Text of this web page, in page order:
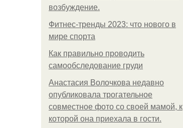
возбуждение.
Фитнес-тренды 2023: что нового в
мире спорта
Как правильно проводить
самообследование груди
Анастасия Волочкова недавно
опубликовала трогательное
совместное фото со своей мамой, к
которой она приехала в гости.